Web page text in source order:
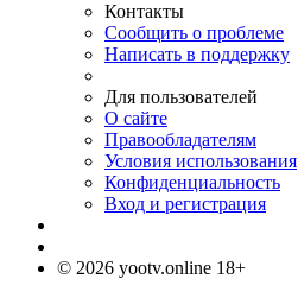
Контакты
Сообщить о проблеме
Написать в поддержку
Для пользователей
О сайте
Правообладателям
Условия использования
Конфиденциальность
Вход и регистрация
© 2026 yootv.online 18+